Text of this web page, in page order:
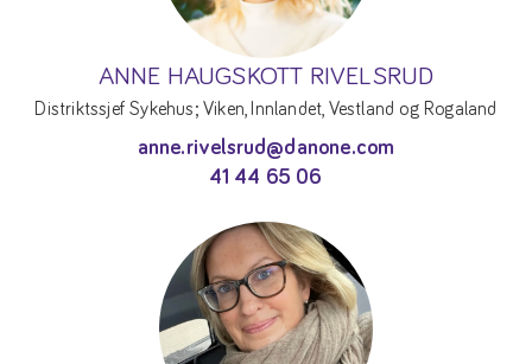
ANNE HAUGSKOTT RIVELSRUD
Distriktssjef Sykehus; Viken, Innlandet, Vestland og Rogaland
anne.rivelsrud@danone.com
41 44 65 06